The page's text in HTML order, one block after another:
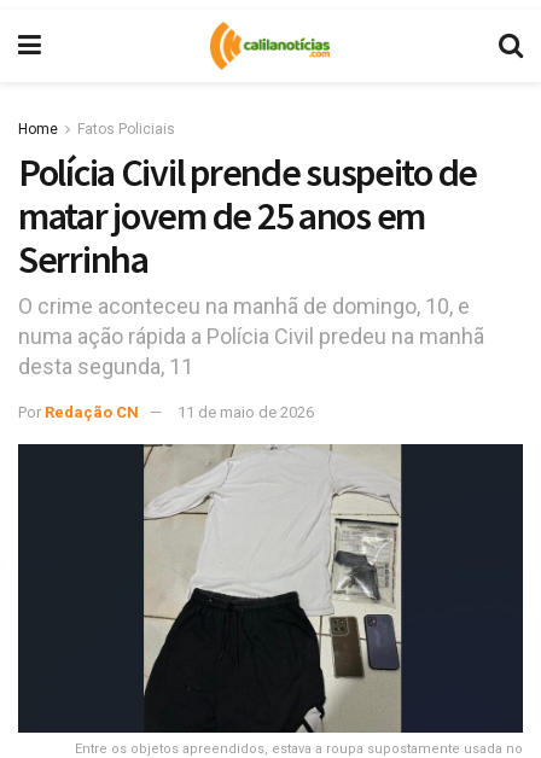
Home Fatos Policiais
Polícia Civil prende suspeito de
matar jovem de 25 anos em
Serrinha
O crime aconteceu na manhã de domingo, 10, e
numa ação rápida a Polícia Civil predeu na manhã
desta segunda, 11
Por Redação CN 11 de maio de 2026
Entre os objetos apreendidos, estava a roupa supostamente usada no